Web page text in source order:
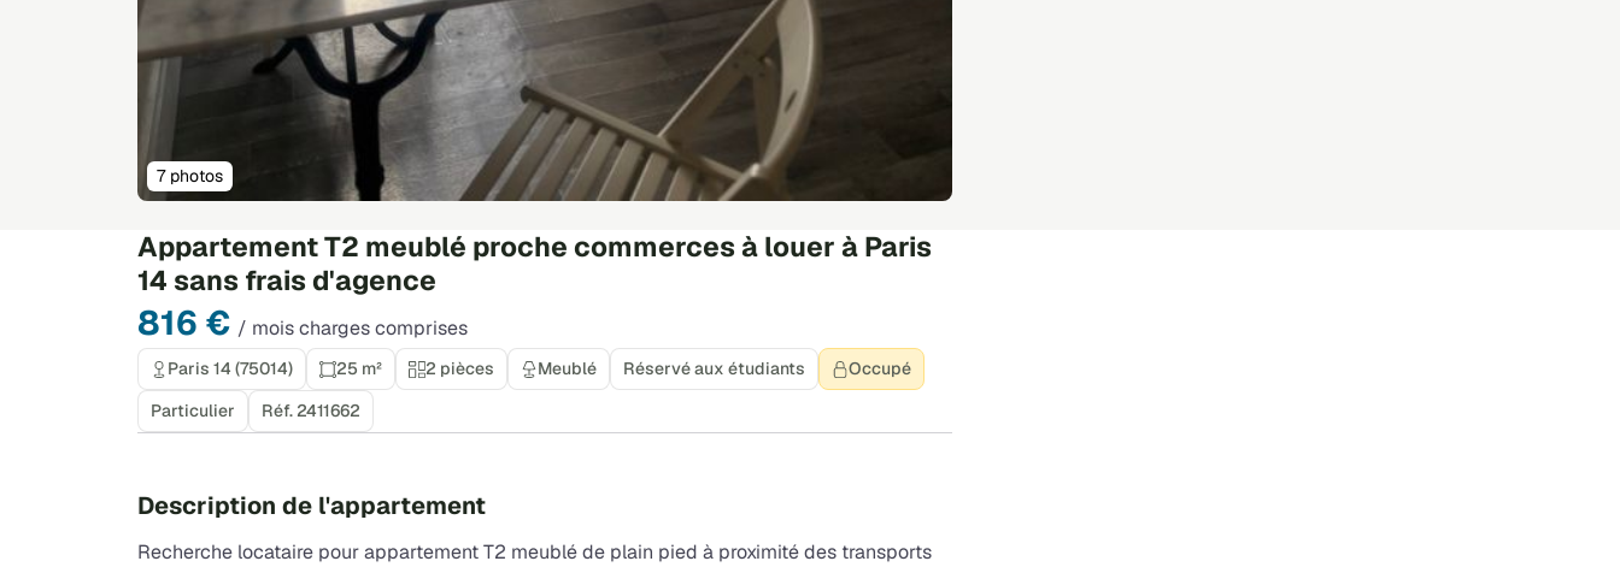
Appartement T2 meublé proche commerces à louer à Paris
14 sans frais d'agence
816 € / mois charges comprises
7 photos
Paris 14 (75014) 25 m² 2 pièces Meublé Réservé aux étudiants
Occupé
Particulier
Réf. 2411662
Description de l'appartement
Recherche locataire pour appartement T2 meublé de plain pied à proximité des transports